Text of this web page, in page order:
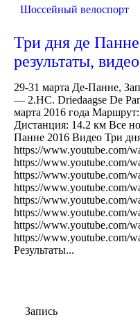
Шоссейный велоспорт
Три дня де
результаты, видео
29-31 марта Де-Панне,
— 2.HC. Driedaagse De
марта 2016 года
Дистанция: 14.2 км Все
Панне 2016 Видео Три
https://www.youtube.com/
https://www.youtube.com/
https://www.youtube.com/
https://www.youtube.com/
https://www.youtube.com/
https://www.youtube.com/
https://www.youtube.com/
https://www.youtube.com/
Результаты...
Запись